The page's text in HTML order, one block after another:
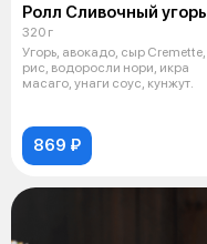
Ролл Сливочный угорь
320 г
Угорь, авокадо, сыр Cremette,
рис, водоросли нори, икра
масаго, унаги соус, кунжут.
869 ₽